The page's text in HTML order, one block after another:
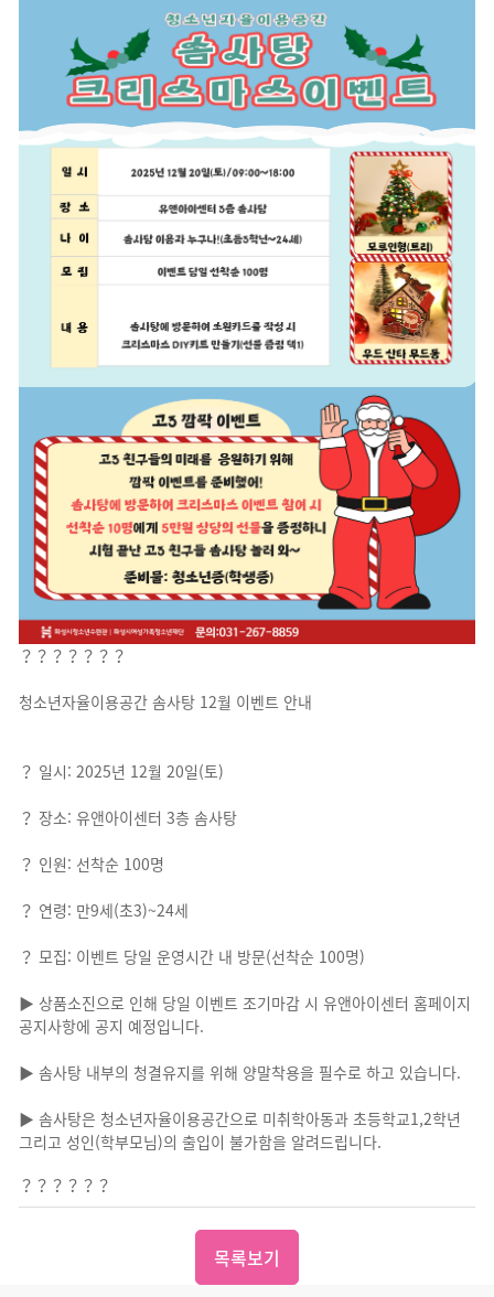
？？？？？？？
청소년자율이용공간 솜사탕 12월 이벤트 안내
？ 일시: 2025년 12월 20일(토)
？ 장소: 유앤아이센터 3층 솜사탕
？ 인원: 선착순 100명
？ 연령: 만9세(초3)~24세
？ 모집: 이벤트 당일 운영시간 내 방문(선착순 100명)
▶ 상품소진으로 인해 당일 이벤트 조기마감 시 유앤아이센터 홈페이지
공지사항에 공지 예정입니다.
▶ 솜사탕 내부의 청결유지를 위해 양말착용을 필수로 하고 있습니다.
▶ 솜사탕은 청소년자율이용공간으로 미취학아동과 초등학교1,2학년
그리고 성인(학부모님)의 출입이 불가함을 알려드립니다.
？？？？？？
목록보기